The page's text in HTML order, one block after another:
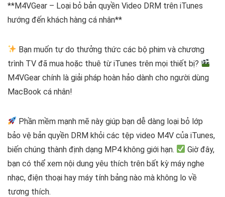
**M4VGear – Loại bỏ bản quyền Video DRM trên iTunes
hướng đến khách hàng cá nhân**
Bạn muốn tự do thưởng thức các bộ phim và chương
trình TV đã mua hoặc thuê từ iTunes trên mọi thiết bị?
M4VGear chính là giải pháp hoàn hảo dành cho người dùng
MacBook cá nhân!
Phần mềm mạnh mẽ này giúp bạn dễ dàng loại bỏ lớp
bảo vệ bản quyền DRM khỏi các tệp video M4V của iTunes,
biến chúng thành định dạng MP4 không giới hạn.
Giờ đây,
bạn có thể xem nội dung yêu thích trên bất kỳ máy nghe
nhạc, điện thoại hay máy tính bảng nào mà không lo về
tương thích.